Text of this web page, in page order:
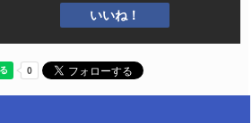
いいね！